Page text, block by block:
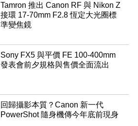
Tamron 推出 Canon RF 與 Nikon Z
接環 17-70mm F2.8 恆定大光圈標
準變焦鏡
Sony FX5 與平價 FE 100-400mm
發表會前夕規格與售價全面流出
回歸攝影本質？Canon 新一代
PowerShot 隨身機傳今年底前現身